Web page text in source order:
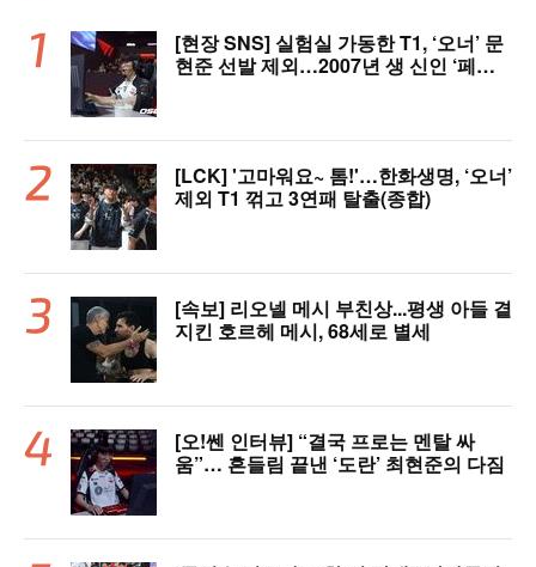
[현장 SNS] 실험실 가동한 T1, ‘오너’ 문
현준 선발 제외…2007년 생 신인 ‘페인
[LCK] '고마워요~ 톰!'…한화생명, ‘오너’
제외 T1 꺾고 3연패 탈출(종합)
[속보] 리오넬 메시 부친상...평생 아들 곁
지킨 호르헤 메시, 68세로 별세
[오!쎈 인터뷰] “결국 프로는 멘탈 싸
움”… 흔들림 끝낸 ‘도란’ 최현준의 다짐